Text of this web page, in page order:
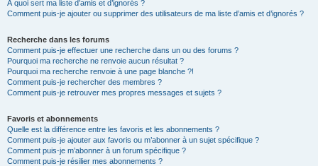
À quoi sert ma liste d’amis et d’ignorés ?
Comment puis-je ajouter ou supprimer des utilisateurs de ma liste d’amis et d’ignorés ?
Recherche dans les forums
Comment puis-je effectuer une recherche dans un ou des forums ?
Pourquoi ma recherche ne renvoie aucun résultat ?
Pourquoi ma recherche renvoie à une page blanche ?!
Comment puis-je rechercher des membres ?
Comment puis-je retrouver mes propres messages et sujets ?
Favoris et abonnements
Quelle est la différence entre les favoris et les abonnements ?
Comment puis-je ajouter aux favoris ou m’abonner à un sujet spécifique ?
Comment puis-je m’abonner à un forum spécifique ?
Comment puis-je résilier mes abonnements ?